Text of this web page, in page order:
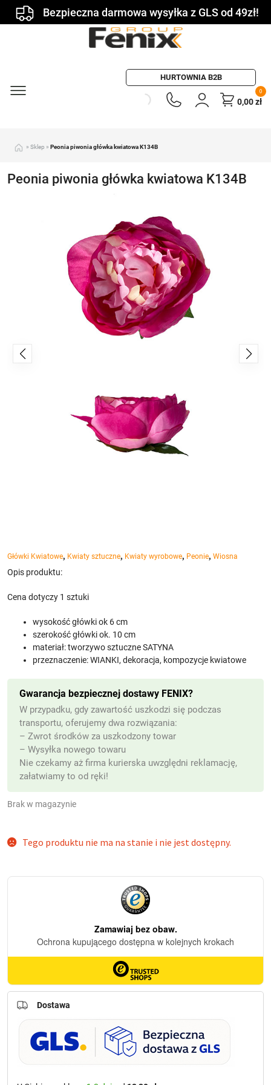
Bezpieczna darmowa wysyłka z GLS od 49zł!
HURTOWNIA B2B
0
0,00zł
» Sklep » Peonia piwonia główka kwiatowa K134B
Peonia piwonia główka kwiatowa K134B
Główki Kwiatowe, Kwiaty sztuczne, Kwiaty wyrobowe, Peonie, Wiosna
Opis produktu:
Cena dotyczy 1 sztuki
wysokość główki ok 6 cm
szerokość główki ok. 10 cm
materiał: tworzywo sztuczne SATYNA
przeznaczenie: WIANKI, dekoracja, kompozycje kwiatowe
Brak w magazynie
Gwarancja bezpiecznej dostawy FENIX?
W przypadku, gdy zawartość uszkodzi się podczas
transportu, oferujemy dwa rozwiązania:
– Zwrot środków za uszkodzony towar
– Wysyłka nowego towaru
Nie czekamy aż firma kurierska uwzględni reklamację,
załatwiamy to od ręki!
Dostawa
Tego produktu nie ma na stanie i nie jest dostępny.